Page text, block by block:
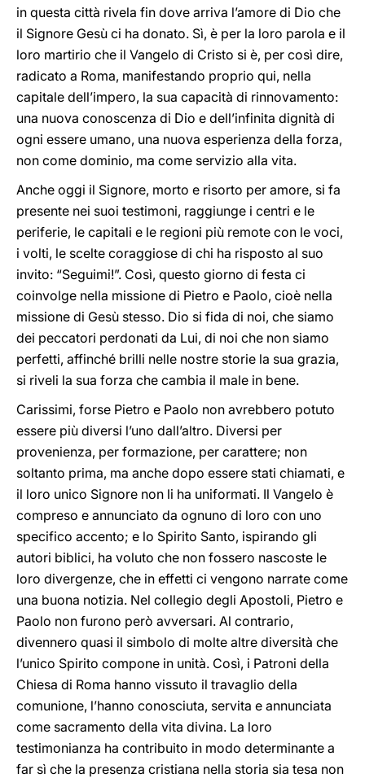
in questa città rivela fin dove arriva l’amore di Dio che
il Signore Gesù ci ha donato. Sì, è per la loro parola e il
loro martirio che il Vangelo di Cristo si è, per così dire,
radicato a Roma, manifestando proprio qui, nella
capitale dell’impero, la sua capacità di rinnovamento:
una nuova conoscenza di Dio e dell’infinita dignità di
ogni essere umano, una nuova esperienza della forza,
non come dominio, ma come servizio alla vita.
Anche oggi il Signore, morto e risorto per amore, si fa
presente nei suoi testimoni, raggiunge i centri e le
periferie, le capitali e le regioni più remote con le voci,
i volti, le scelte coraggiose di chi ha risposto al suo
invito: “Seguimi!”. Così, questo giorno di festa ci
coinvolge nella missione di Pietro e Paolo, cioè nella
missione di Gesù stesso. Dio si fida di noi, che siamo
dei peccatori perdonati da Lui, di noi che non siamo
perfetti, affinché brilli nelle nostre storie la sua grazia,
si riveli la sua forza che cambia il male in bene.
Carissimi, forse Pietro e Paolo non avrebbero potuto
essere più diversi l’uno dall’altro. Diversi per
provenienza, per formazione, per carattere; non
soltanto prima, ma anche dopo essere stati chiamati, e
il loro unico Signore non li ha uniformati. Il Vangelo è
compreso e annunciato da ognuno di loro con uno
specifico accento; e lo Spirito Santo, ispirando gli
autori biblici, ha voluto che non fossero nascoste le
loro divergenze, che in effetti ci vengono narrate come
una buona notizia. Nel collegio degli Apostoli, Pietro e
Paolo non furono però avversari. Al contrario,
divennero quasi il simbolo di molte altre diversità che
l’unico Spirito compone in unità. Così, i Patroni della
Chiesa di Roma hanno vissuto il travaglio della
comunione, l’hanno conosciuta, servita e annunciata
come sacramento della vita divina. La loro
testimonianza ha contribuito in modo determinante a
far sì che la presenza cristiana nella storia sia tesa non